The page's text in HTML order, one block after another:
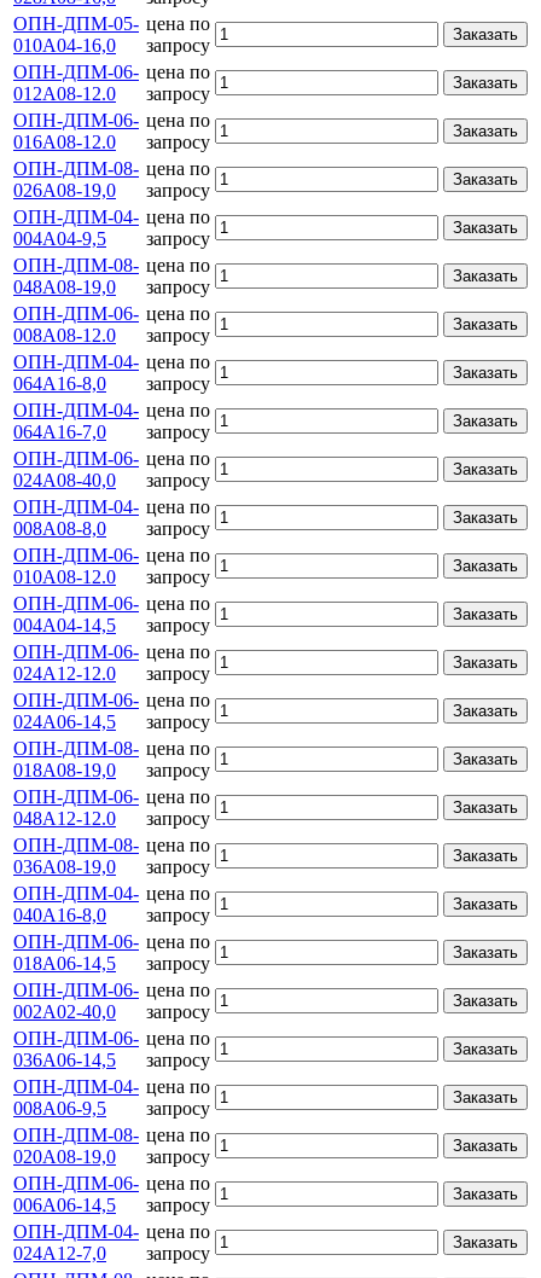
ОПН-ДПМ-05-
010А04-16,0
цена по
запросу
Заказать
ОПН-ДПМ-06-
012А08-12.0
цена по
запросу
Заказать
ОПН-ДПМ-06-
016А08-12.0
цена по
запросу
Заказать
ОПН-ДПМ-08-
026А08-19,0
цена по
запросу
Заказать
ОПН-ДПМ-04-
004А04-9,5
цена по
запросу
Заказать
ОПН-ДПМ-08-
048А08-19,0
цена по
запросу
Заказать
ОПН-ДПМ-06-
008А08-12.0
цена по
запросу
Заказать
ОПН-ДПМ-04-
064А16-8,0
цена по
запросу
Заказать
ОПН-ДПМ-04-
064А16-7,0
цена по
запросу
Заказать
ОПН-ДПМ-06-
024А08-40,0
цена по
запросу
Заказать
ОПН-ДПМ-04-
008А08-8,0
цена по
запросу
Заказать
ОПН-ДПМ-06-
010А08-12.0
цена по
запросу
Заказать
ОПН-ДПМ-06-
004А04-14,5
цена по
запросу
Заказать
ОПН-ДПМ-06-
024А12-12.0
цена по
запросу
Заказать
ОПН-ДПМ-06-
024А06-14,5
цена по
запросу
Заказать
ОПН-ДПМ-08-
018А08-19,0
цена по
запросу
Заказать
ОПН-ДПМ-06-
048А12-12.0
цена по
запросу
Заказать
ОПН-ДПМ-08-
036А08-19,0
цена по
запросу
Заказать
ОПН-ДПМ-04-
040А16-8,0
цена по
запросу
Заказать
ОПН-ДПМ-06-
018А06-14,5
цена по
запросу
Заказать
ОПН-ДПМ-06-
002А02-40,0
цена по
запросу
Заказать
ОПН-ДПМ-06-
036А06-14,5
цена по
запросу
Заказать
ОПН-ДПМ-04-
008А06-9,5
цена по
запросу
Заказать
ОПН-ДПМ-08-
020А08-19,0
цена по
запросу
Заказать
ОПН-ДПМ-06-
006А06-14,5
цена по
запросу
Заказать
ОПН-ДПМ-04-
024А12-7,0
цена по
запросу
Заказать